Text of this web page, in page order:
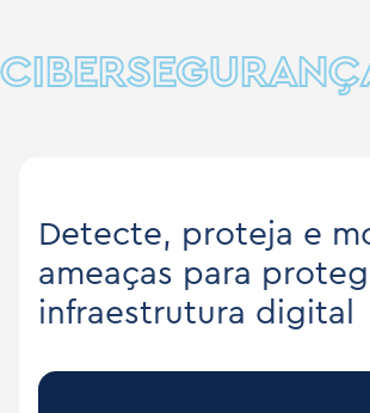
Detecte, proteja e
ameaças para
infraestrutura digital